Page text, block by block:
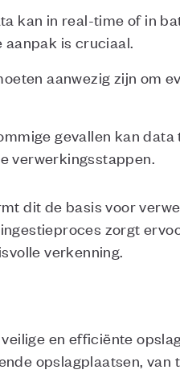
kan in real-time of in
aanpak is cruciaal.
aanwezig zijn om
gevallen kan
verwerkingsstappen.
dit de basis voor
zorgt
verkenning.
en efficiënte
opslagplaatsen,